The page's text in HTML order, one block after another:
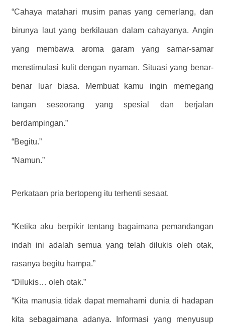
“Cahaya matahari musim panas yang cemerlang, dan
birunya laut yang berkilauan dalam cahayanya. Angin
yang membawa aroma garam yang samar-samar
menstimulasi kulit dengan nyaman. Situasi yang benar-
benar luar biasa. Membuat kamu ingin memegang
tangan seseorang yang spesial dan berjalan
berdampingan.”
“Begitu.”
“Namun.”
Perkataan pria bertopeng itu terhenti sesaat.
“Ketika aku berpikir tentang bagaimana pemandangan
indah ini adalah semua yang telah dilukis oleh otak,
rasanya begitu hampa.”
“Dilukis… oleh otak.”
“Kita manusia tidak dapat memahami dunia di hadapan
kita sebagaimana adanya. Informasi yang menyusup